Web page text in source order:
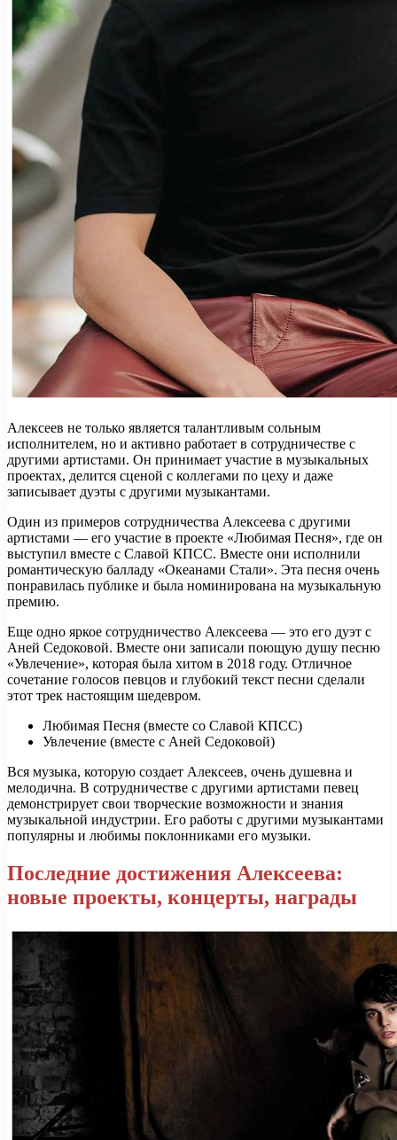
Алексеев не только является талантливым сольным
исполнителем, но и активно работает в сотрудничестве с
другими артистами. Он принимает участие в музыкальных
проектах, делится сценой с коллегами по цеху и даже
записывает дуэты с другими музыкантами.
Один из примеров сотрудничества Алексеева с другими
артистами — его участие в проекте «Любимая Песня», где он
выступил вместе с Славой КПСС. Вместе они исполнили
романтическую балладу «Океанами Стали». Эта песня очень
понравилась публике и была номинирована на музыкальную
премию.
Еще одно яркое сотрудничество Алексеева — это его дуэт с
Аней Седоковой. Вместе они записали поющую душу песню
«Увлечение», которая была хитом в 2018 году. Отличное
сочетание голосов певцов и глубокий текст песни сделали
этот трек настоящим шедевром.
Любимая Песня (вместе со Славой КПСС)
Увлечение (вместе с Аней Седоковой)
Вся музыка, которую создает Алексеев, очень душевна и
мелодична. В сотрудничестве с другими артистами певец
демонстрирует свои творческие возможности и знания
музыкальной индустрии. Его работы с другими музыкантами
популярны и любимы поклонниками его музыки.
Последние достижения Алексеева:
новые проекты, концерты, награды